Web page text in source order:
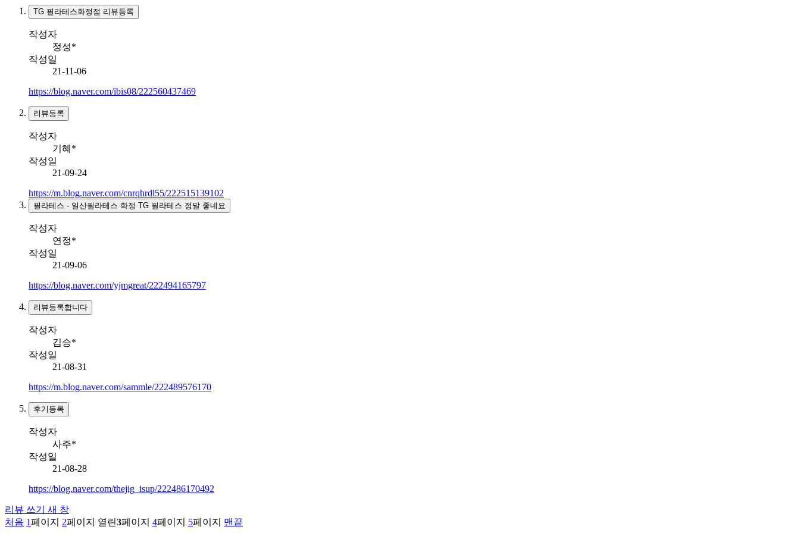
TG 필라테스화정점 리뷰등록
작성자
정성*
작성일
21-11-06
https://blog.naver.com/ibis08/222560437469
리뷰등록
작성자
기혜*
작성일
21-09-24
https://m.blog.naver.com/cnrqhrdl55/222515139102
필라테스 - 일산필라테스 화정 TG 필라테스 정말 좋네요
작성자
연정*
작성일
21-09-06
https://blog.naver.com/yjmgreat/222494165797
리뷰등록합니다
작성자
김승*
작성일
21-08-31
https://m.blog.naver.com/sammle/222489576170
후기등록
작성자
사주*
작성일
21-08-28
https://blog.naver.com/thejig_isup/222486170492
리뷰 쓰기
새 창
처음 1페이지 2페이지 열린3페이지 4페이지 5페이지 맨끝